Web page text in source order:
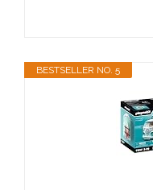
BESTSELLER NO. 5